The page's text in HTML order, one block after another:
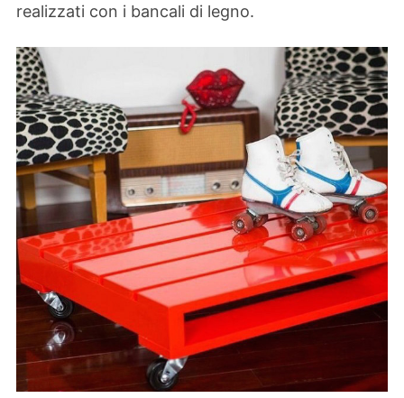
realizzati con i bancali di legno.